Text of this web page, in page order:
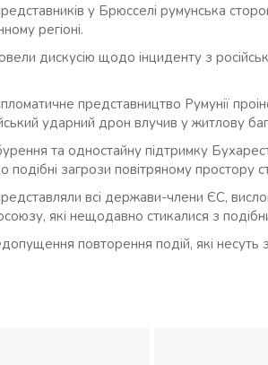
у Брюсселі румунська
регіоні.
дискусію щодо інциденту з
представництво Румунії
ударний дрон влучив у житлову
та одностайну підтримку
загрози повітряному простору
всі держави-члени ЄС,
які нещодавно стикалися з
повторення подій, які несуть